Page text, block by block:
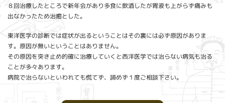
８回治療したところで新年会があり多食に飲酒したが胃液も上がらず痛みも
出なかったため治癒とした。
東洋医学の診断では症状が出るということはその裏には必ず原因がありま
す。原因が無いということはありません。
その原因を突き止め的確に治療していくと西洋医学では治らない病気も治る
ことが多々あります。
病院で治らないといわれても慌てず、諦めず１度ご相談下さい。